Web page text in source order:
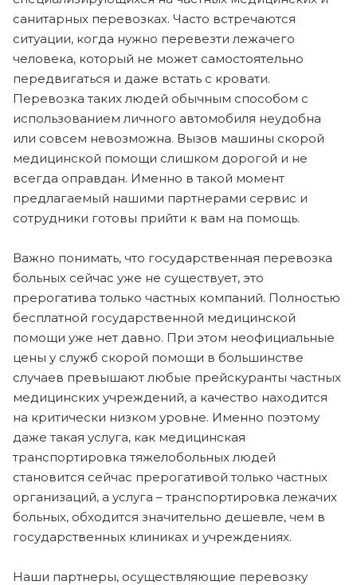
санитарных перевозках. Часто встречаются
ситуации, когда нужно перевезти лежачего
человека, который не может самостоятельно
передвигаться и даже встать с кровати.
Перевозка таких людей обычным способом с
использованием личного автомобиля неудобна
или совсем невозможна. Вызов машины скорой
медицинской помощи слишком дорогой и не
всегда оправдан. Именно в такой момент
предлагаемый нашими партнерами сервис и
сотрудники готовы прийти к вам на помощь.
Важно понимать, что государственная перевозка
больных сейчас уже не существует, это
прерогатива только частных компаний. Полностью
бесплатной государственной медицинской
помощи уже нет давно. При этом неофициальные
цены у служб скорой помощи в большинстве
случаев превышают любые прейскуранты частных
медицинских учреждений, а качество находится
на критически низком уровне. Именно поэтому
даже такая услуга, как медицинская
транспортировка тяжелобольных людей
становится сейчас прерогативой только частных
организаций, а услуга – транспортировка лежачих
больных, обходится значительно дешевле, чем в
государственных клиниках и учреждениях.
Наши партнеры, осуществляющие перевозку